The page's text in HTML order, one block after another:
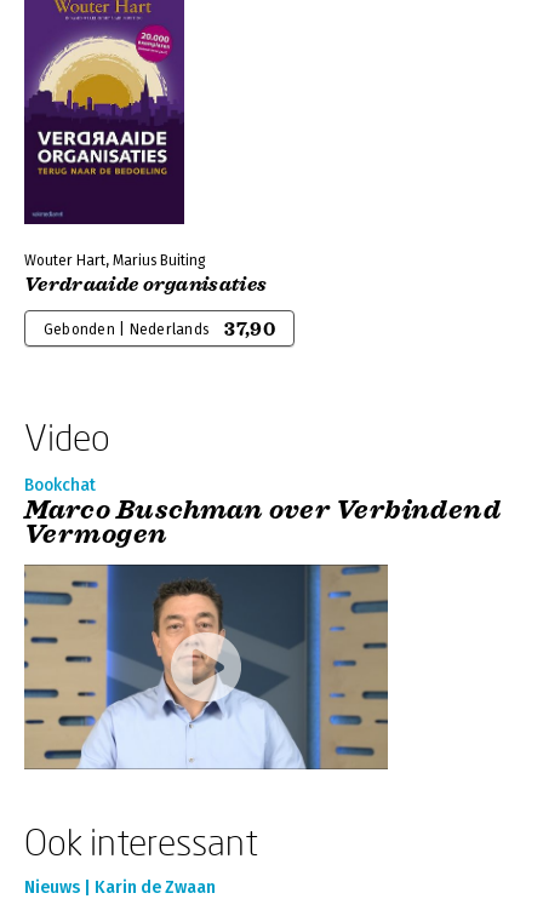
Wouter Hart, Marius Buiting
Verdraaide organisaties
Gebonden | Nederlands 37,90
Video
Bookchat
Marco Buschman over Verbindend
Vermogen
Ook interessant
Nieuws | Karin de Zwaan